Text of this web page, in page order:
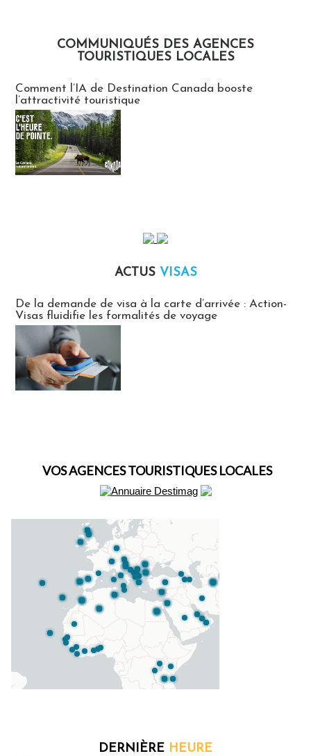
COMMUNIQUÉS DES AGENCES
TOURISTIQUES LOCALES
Comment l’IA de Destination Canada booste
l’attractivité touristique
ACTUS VISAS
De la demande de visa à la carte d’arrivée : Action-
Visas fluidifie les formalités de voyage
VOS AGENCES TOURISTIQUES LOCALES
DERNIÈRE HEURE